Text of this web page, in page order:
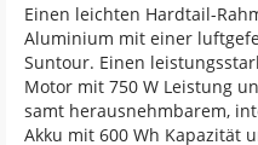
Einen leichten Hardtail-
Aluminium mit einer
Suntour. Einen
Motor mit 750 W Leistung
samt herausnehmbarem,
Akku mit 600 Wh Kapazität